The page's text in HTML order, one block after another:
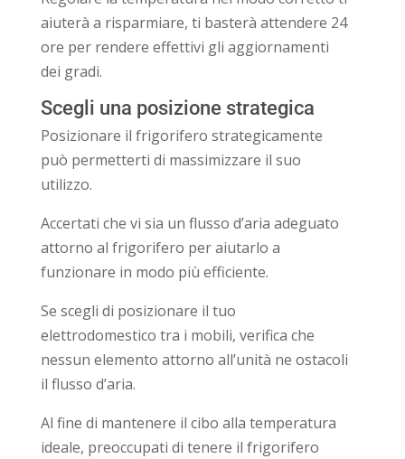
aiuterà a risparmiare, ti basterà attendere 24
ore per rendere effettivi gli aggiornamenti
dei gradi.
Scegli una posizione strategica
Posizionare il frigorifero strategicamente
può permetterti di massimizzare il suo
utilizzo.
Accertati che vi sia un flusso d’aria adeguato
attorno al frigorifero per aiutarlo a
funzionare in modo più efficiente.
Se scegli di posizionare il tuo
elettrodomestico tra i mobili, verifica che
nessun elemento attorno all’unità ne ostacoli
il flusso d’aria.
Al fine di mantenere il cibo alla temperatura
ideale, preoccupati di tenere il frigorifero